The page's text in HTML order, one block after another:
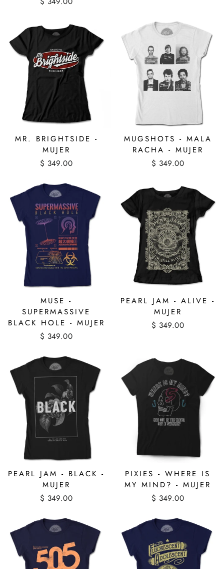
MR. BRIGHTSIDE -
MUJER
$ 349.00
MUGSHOTS - MALA
RACHA - MUJER
$ 349.00
MUSE -
SUPERMASSIVE
BLACK HOLE - MUJER
$ 349.00
PEARL JAM - ALIVE -
MUJER
$ 349.00
PEARL JAM - BLACK -
MUJER
$ 349.00
PIXIES - WHERE IS
MY MIND? - MUJER
$ 349.00